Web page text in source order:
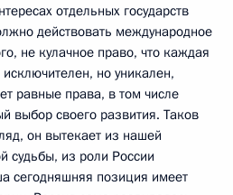
отдельных государств
действовать международное
не кулачное право, что каждая
но уникален,
равные права, в том числе
выбор своего развития. Таков
он вытекает из нашей
судьбы, из роли России
сегодняшняя позиция имеет